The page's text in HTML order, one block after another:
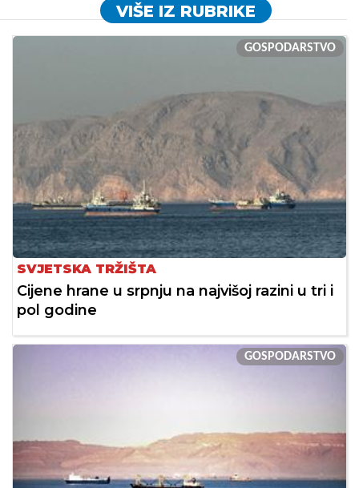
VIŠE IZ RUBRIKE
GOSPODARSTVO
SVJETSKA TRŽIŠTA
Cijene hrane u srpnju na najvišoj razini u tri i
pol godine
GOSPODARSTVO